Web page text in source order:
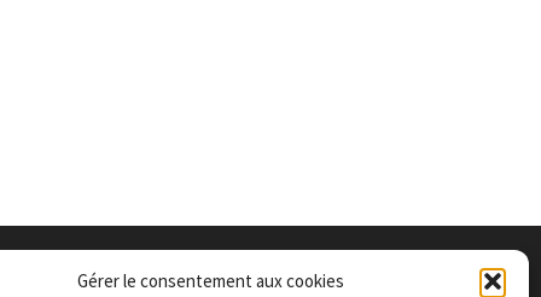
Gérer le consentement aux cookies